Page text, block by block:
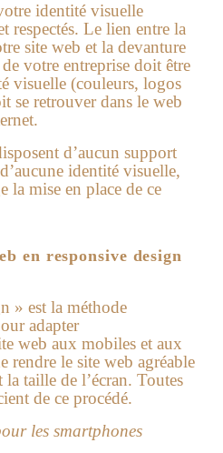
identité visuelle
respectés. Le lien entre la
site web et la devanture
votre entreprise doit être
visuelle (couleurs, logos
se retrouver dans le web
d’aucun support
identité visuelle,
la mise en place de ce
en responsive design
» est la méthode
adapter
web aux mobiles et aux
rendre le site web agréable
taille de l’écran. Toutes
de ce procédé.
les smartphones